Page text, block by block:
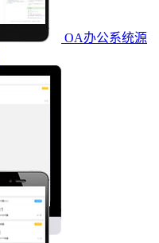
OA办公系统源